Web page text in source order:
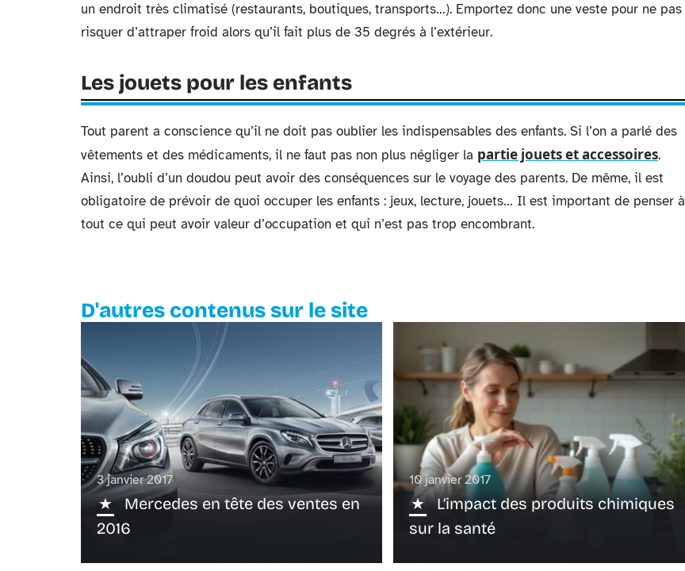
un endroit très climatisé (restaurants, boutiques, transports…). Emportez donc une veste pour ne pas
risquer d’attraper froid alors qu’il fait plus de 35 degrés à l’extérieur.
Les jouets pour les enfants
Tout parent a conscience qu’il ne doit pas oublier les indispensables des enfants. Si l’on a parlé des
vêtements et des médicaments, il ne faut pas non plus négliger la partie jouets et accessoires.
Ainsi, l’oubli d’un doudou peut avoir des conséquences sur le voyage des parents. De même, il est
obligatoire de prévoir de quoi occuper les enfants : jeux, lecture, jouets… Il est important de penser à
tout ce qui peut avoir valeur d’occupation et qui n’est pas trop encombrant.
D'autres contenus sur le site
3 janvier 2017
Mercedes en tête des ventes en
2016
10 janvier 2017
L’impact des produits chimiques
sur la santé